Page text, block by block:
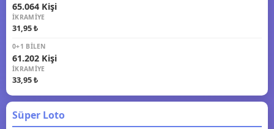
65.064 Kişi
İKRAMIYE
31,95 ₺
0+1 BILEN
61.202 Kişi
İKRAMIYE
33,95 ₺
Süper Loto